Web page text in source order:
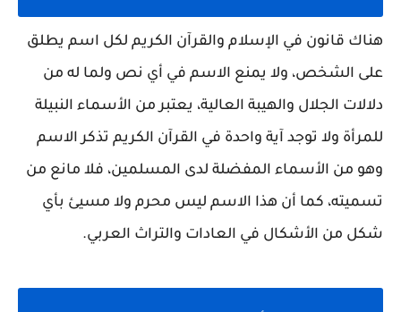
هناك قانون في الإسلام والقرآن الكريم لكل اسم يطلق
على الشخص، ولا يمنع الاسم في أي نص ولما له من
دلالات الجلال والهيبة العالية، يعتبر من الأسماء النبيلة
للمرأة ولا توجد آية واحدة في القرآن الكريم تذكر الاسم
وهو من الأسماء المفضلة لدى المسلمين، فلا مانع من
تسميته، كما أن هذا الاسم ليس محرم ولا مسيئ بأي
شكل من الأشكال في العادات والتراث العربي.